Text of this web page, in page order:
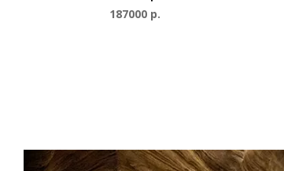
187000 р.